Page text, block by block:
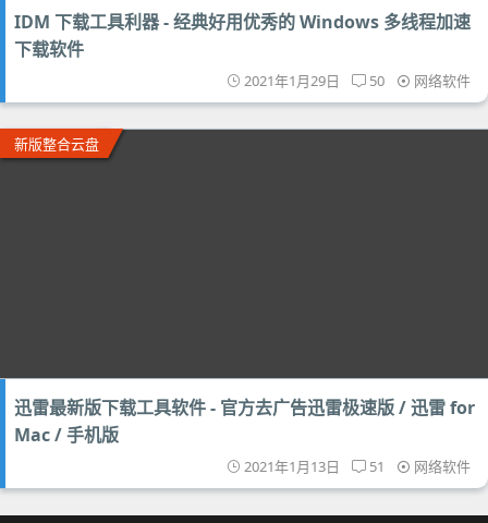
IDM 下载工具利器 - 经典好用优秀的 Windows 多线程加速
下载软件
2021年1月29日 50 网络软件
新版整合云盘
迅雷最新版下载工具软件 - 官方去广告迅雷极速版 / 迅雷 for
Mac / 手机版
2021年1月13日 51 网络软件